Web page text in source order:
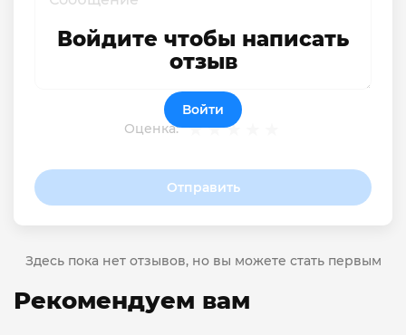
Оценка:
Отправить
Войдите чтобы написать
отзыв
Войти
Здесь пока нет отзывов, но вы можете стать первым
Рекомендуем вам